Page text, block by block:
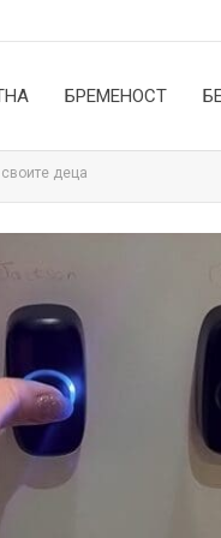
БРЕМЕНОСТ
деца